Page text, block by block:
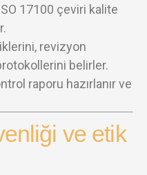
17100 çeviri kalite
revizyon
belirler.
raporu hazırlanır ve
ve etik